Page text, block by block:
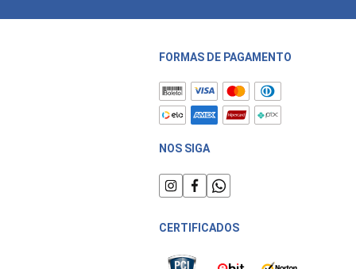
FORMAS DE PAGAMENTO
NOS SIGA
CERTIFICADOS